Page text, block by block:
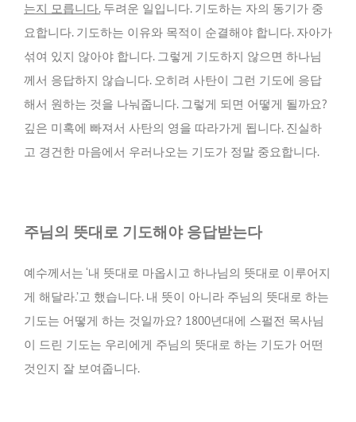
는지 모릅니다.두려운 일입니다. 기도하는 자의 동기가 중
요합니다. 기도하는 이유와 목적이 순결해야 합니다. 자아가
섞여 있지 않아야 합니다. 그렇게 기도하지 않으면 하나님
께서 응답하지 않습니다. 오히려 사탄이 그런 기도에 응답
해서 원하는 것을 나눠줍니다. 그렇게 되면 어떻게 될까요?
깊은 미혹에 빠져서 사탄의 영을 따라가게 됩니다. 진실하
고 경건한 마음에서 우러나오는 기도가 정말 중요합니다.
주님의 뜻대로 기도해야 응답받는다
예수께서는 ‘내 뜻대로 마옵시고 하나님의 뜻대로 이루어지
게 해달라.’고 했습니다. 내 뜻이 아니라 주님의 뜻대로 하는
기도는 어떻게 하는 것일까요? 1800년대에 스펄전 목사님
이 드린 기도는 우리에게 주님의 뜻대로 하는 기도가 어떤
것인지 잘 보여줍니다.